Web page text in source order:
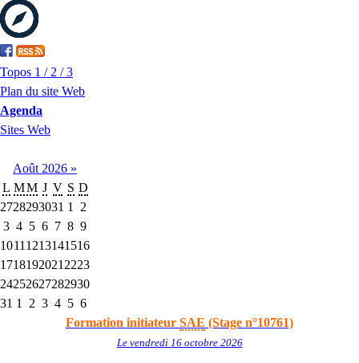
Topos 1 / 2 / 3
Plan du site Web
Agenda
Sites Web
Août 2026 »
L MM J V S D
2728293031 1
2
3 4 5 6 7 8 9
1011 1213141516
1718192021 2223
24252627282930
31 1 2 3 4 5 6
Formation initiateur SAE (Stage n°10761)
Le vendredi 16 octobre 2026